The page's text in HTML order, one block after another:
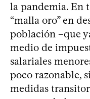
la pandemia. En
“malla oro” en
población –que
medio de
salariales
poco razonable,
medidas